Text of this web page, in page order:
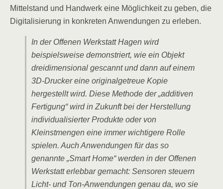
Mittelstand und Handwerk eine Möglichkeit zu geben, die
Digitalisierung in konkreten Anwendungen zu erleben.
In der Offenen Werkstatt Hagen wird
beispielsweise demonstriert, wie ein Objekt
dreidimensional gescannt und dann auf einem
3D-Drucker eine originalgetreue Kopie
hergestellt wird. Diese Methode der „additiven
Fertigung“ wird in Zukunft bei der Herstellung
individualisierter Produkte oder von
Kleinstmengen eine immer wichtigere Rolle
spielen. Auch Anwendungen für das so
genannte „Smart Home“ werden in der Offenen
Werkstatt erlebbar gemacht: Sensoren steuern
Licht- und Ton-Anwendungen genau da, wo sie